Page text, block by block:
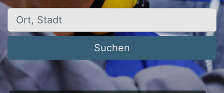
Ort, Stadt
Suchen